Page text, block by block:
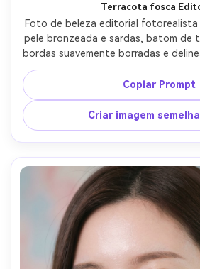
Terracota fosca
Foto de beleza editorial fotorealista
pele bronzeada e sardas, batom de
bordas suavemente borradas e
sombra de pêssego, cabelo
trenchcoat bege visível, iluminação
estúdio legal, tirado em Nikon Z8
apertada com regra de terços,
classificação de cores da revista
Copiar Prompt
Criar imagem